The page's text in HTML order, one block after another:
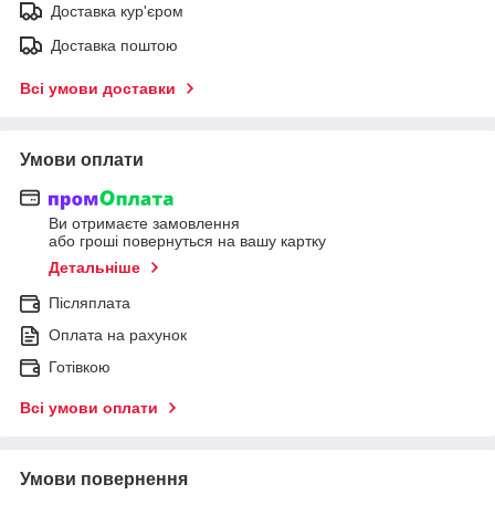
Доставка кур'єром
Доставка поштою
Всі умови доставки
Умови оплати
Ви отримаєте замовлення
або гроші повернуться на вашу картку
Детальніше
Післяплата
Оплата на рахунок
Готівкою
Всі умови оплати
Умови повернення